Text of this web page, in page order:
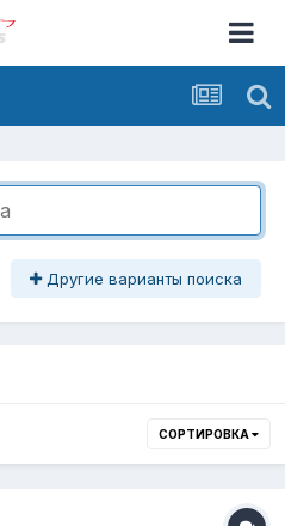
Другие варианты поиска
СОРТИРОВКА